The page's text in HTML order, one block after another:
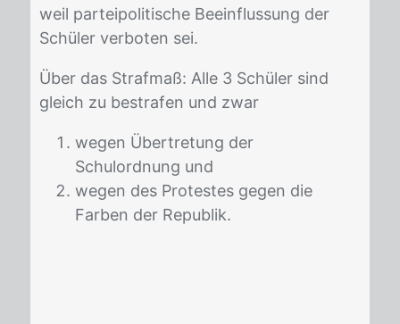
weil par­tei­po­li­ti­sche Be­ein­flus­sung der
Schü­ler ver­bo­ten sei.
Über das Straf­maß: Alle 3 Schü­ler sind
gleich zu be­stra­fen und zwar
wegen Übertretung der
Schulordnung und
wegen des Protestes gegen die
Farben der Republik.